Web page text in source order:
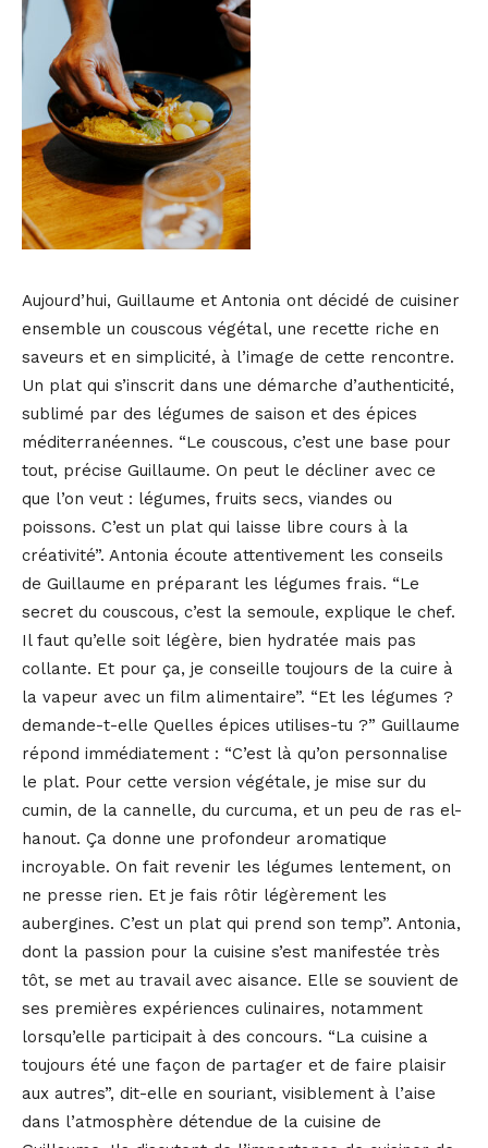
Aujourd’hui, Guillaume et Antonia ont décidé de cuisiner
ensemble un couscous végétal, une recette riche en
saveurs et en simplicité, à l’image de cette rencontre.
Un plat qui s’inscrit dans une démarche d’authenticité,
sublimé par des légumes de saison et des épices
méditerranéennes. “Le couscous, c’est une base pour
tout, précise Guillaume. On peut le décliner avec ce
que l’on veut : légumes, fruits secs, viandes ou
poissons. C’est un plat qui laisse libre cours à la
créativité”. Antonia écoute attentivement les conseils
de Guillaume en préparant les légumes frais. “Le
secret du couscous, c’est la semoule, explique le chef.
Il faut qu’elle soit légère, bien hydratée mais pas
collante. Et pour ça, je conseille toujours de la cuire à
la vapeur avec un film alimentaire”. “Et les légumes ?
demande-t-elle Quelles épices utilises-tu ?” Guillaume
répond immédiatement : “C’est là qu’on personnalise
le plat. Pour cette version végétale, je mise sur du
cumin, de la cannelle, du curcuma, et un peu de ras el-
hanout. Ça donne une profondeur aromatique
incroyable. On fait revenir les légumes lentement, on
ne presse rien. Et je fais rôtir légèrement les
aubergines. C’est un plat qui prend son temp”. Antonia,
dont la passion pour la cuisine s’est manifestée très
tôt, se met au travail avec aisance. Elle se souvient de
ses premières expériences culinaires, notamment
lorsqu’elle participait à des concours. “La cuisine a
toujours été une façon de partager et de faire plaisir
aux autres”, dit-elle en souriant, visiblement à l’aise
dans l’atmosphère détendue de la cuisine de